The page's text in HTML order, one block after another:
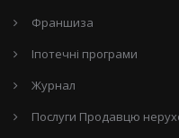
Франшиза
Іпотечні програми
Журнал
Послуги Продавцю